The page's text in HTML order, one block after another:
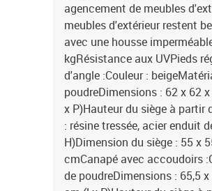
agencement de meubles
meubles d'extérieur restent
avec une housse
kgRésistance aux UVPieds
d'angle :Couleur :
poudreDimensions : 62 x 62
x P)Hauteur du siège à partir
: résine tressée, acier enduit
H)Dimension du siège : 55 x
cmCanapé avec accoudoirs
de poudreDimensions : 65,5